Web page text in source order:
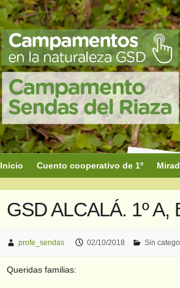
Inicio Cuento cooperativo de 1º
GSD ALCALÁ. 1º A,
profe_sendas 02/10/2018 Sin
Queridas familias: